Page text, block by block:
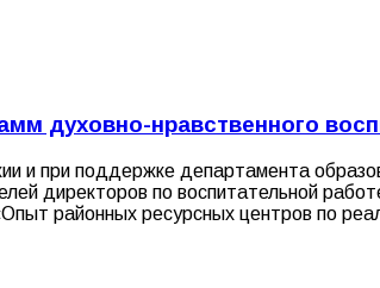
духовно-нравственного
и при поддержке департамента
директоров по воспитательной
районных ресурсных центров по